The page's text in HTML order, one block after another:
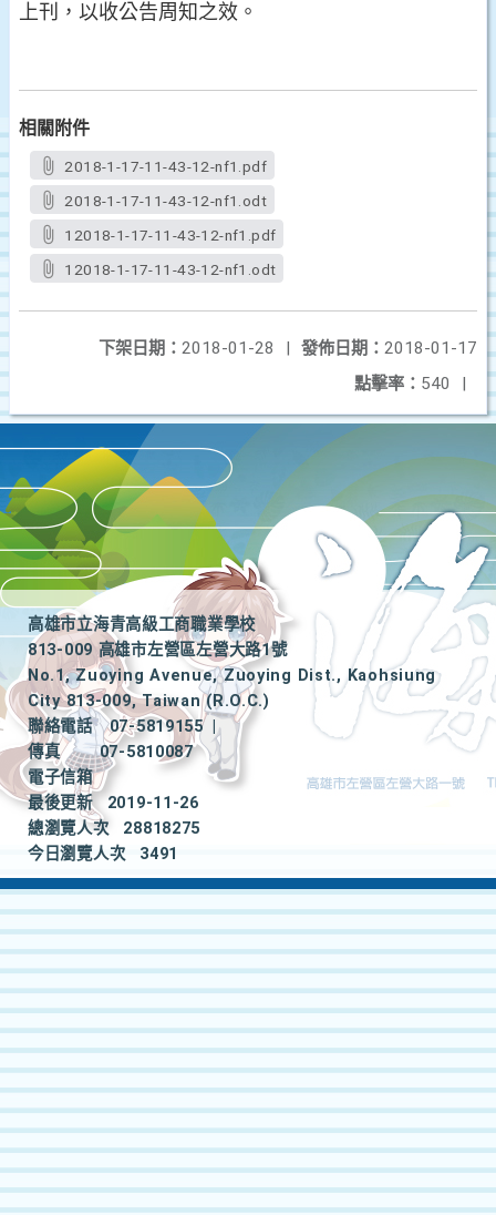
上刊，以收公告周知之效。
相關附件
2018-1-17-11-43-12-nf1.pdf
2018-1-17-11-43-12-nf1.odt
12018-1-17-11-43-12-nf1.pdf
12018-1-17-11-43-12-nf1.odt
發佈日期： 2018-01-17
下架日期： 2018-01-28
|
點擊率： 540 |
高雄市立海青高級工商職業學校
813-009 高雄市左營區左營大路1號
No.1, Zuoying Avenue, Zuoying Dist., Kaohsiung
City 813-009, Taiwan (R.O.C.)
聯絡電話
07-5819155
|
傳真
07-5810087
電子信箱
最後更新
2019-11-26
總瀏覽人次
28818275
今日瀏覽人次
3491